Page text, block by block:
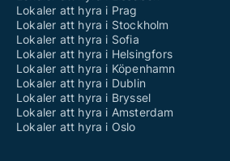
Lokaler att hyra i Prag
Lokaler att hyra i Stockholm
Lokaler att hyra i Sofia
Lokaler att hyra i Helsingfors
Lokaler att hyra i Köpenhamn
Lokaler att hyra i Dublin
Lokaler att hyra i Bryssel
Lokaler att hyra i Amsterdam
Lokaler att hyra i Oslo